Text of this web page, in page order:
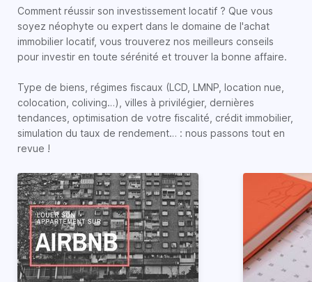
Comment réussir son investissement locatif ? Que vous
soyez néophyte ou expert dans le domaine de l'achat
immobilier locatif, vous trouverez nos meilleurs conseils
pour investir en toute sérénité et trouver la bonne affaire.
Type de biens, régimes fiscaux (LCD, LMNP, location nue,
colocation, coliving…), villes à privilégier, dernières
tendances, optimisation de votre fiscalité, crédit immobilier,
simulation du taux de rendement… : nous passons tout en
revue !